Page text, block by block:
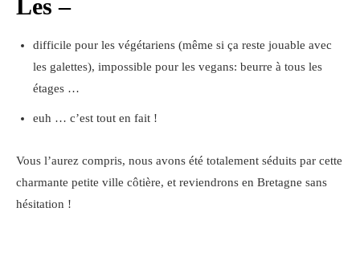
Les –
difficile pour les végétariens (même si ça reste jouable avec
les galettes), impossible pour les vegans: beurre à tous les
étages …
euh … c’est tout en fait !
Vous l’aurez compris, nous avons été totalement séduits par cette
charmante petite ville côtière, et reviendrons en Bretagne sans
hésitation !